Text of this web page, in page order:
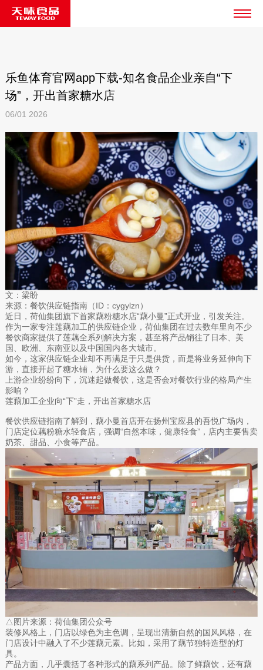
乐鱼体育官网app下载-知名食品企业亲自“下
场”，开出首家糖水店
06/01 2026
文：梁盼
来源：餐饮供应链指南（ID：cygylzn）
近日，荷仙集团旗下首家藕粉糖水店“藕小曼”正式开业，引发关注。
作为一家专注莲藕加工的供应链企业，荷仙集团在过去数年里向不少
餐饮商家提供了莲藕全系列解决方案，甚至将产品销往了日本、美
国、欧洲、东南亚以及中国国内各大城市。
如今，这家供应链企业却不再满足于只是供货，而是将业务延伸向下
游，直接开起了糖水铺，为什么要这么做？
上游企业纷纷向下，沉迷起做餐饮，这是否会对餐饮行业的格局产生
影响？
莲藕加工企业向“下”走，开出首家糖水店
餐饮供应链指南了解到，藕小曼首店开在扬州宝应县的吾悦广场内，
门店定位藕粉糖水轻食店，强调“自然本味，健康轻食”，店内主要售卖
奶茶、甜品、小食等产品。
△图片来源：荷仙集团公众号
装修风格上，门店以绿色为主色调，呈现出清新自然的国风风格，在
门店设计中融入了不少莲藕元素。比如，采用了藕节独特造型的灯
具。
产品方面，几乎囊括了各种形式的藕系列产品。除了鲜藕饮，还有藕